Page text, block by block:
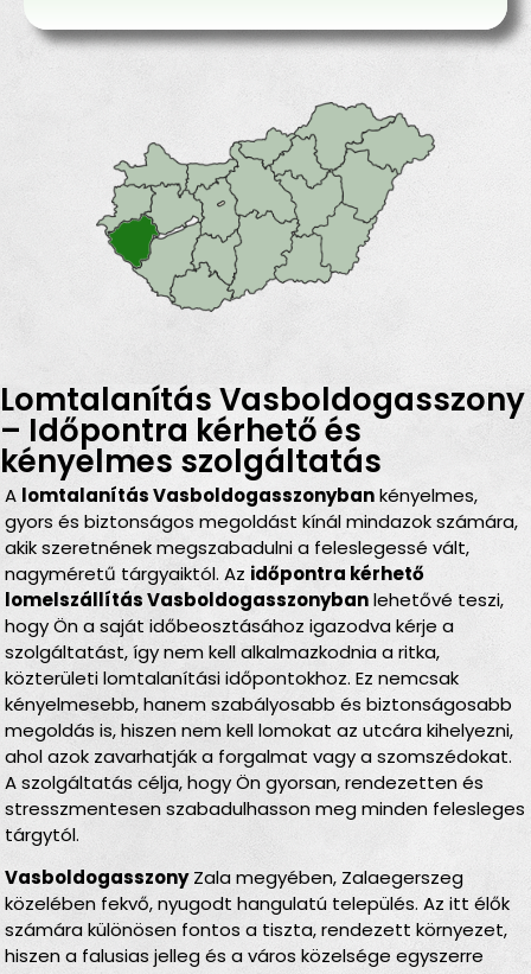
Lomtalanítás Vasboldogasszony
– Időpontra kérhető és
kényelmes szolgáltatás
A lomtalanítás Vasboldogasszonybankényelmes,
gyors és biztonságos megoldást kínál mindazok számára,
akik szeretnének megszabadulni a feleslegessé vált,
nagyméretű tárgyaiktól. Az időpontra kérhető
lomelszállítás Vasboldogasszonybanlehetővé teszi,
hogy Ön a saját időbeosztásához igazodva kérje a
szolgáltatást, így nem kell alkalmazkodnia a ritka,
közterületi lomtalanítási időpontokhoz. Ez nemcsak
kényelmesebb, hanem szabályosabb és biztonságosabb
megoldás is, hiszen nem kell lomokat az utcára kihelyezni,
ahol azok zavarhatják a forgalmat vagy a szomszédokat.
A szolgáltatás célja, hogy Ön gyorsan, rendezetten és
stresszmentesen szabadulhasson meg minden felesleges
tárgytól.
VasboldogasszonyZala megyében, Zalaegerszeg
közelében fekvő, nyugodt hangulatú település. Az itt élők
számára különösen fontos a tiszta, rendezett környezet,
hiszen a falusias jelleg és a város közelsége egyszerre